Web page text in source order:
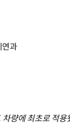
연과
량에 최초로 적